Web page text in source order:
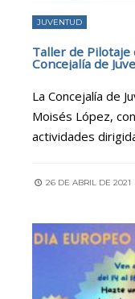
JUVENTUD
Taller de Pilotaje
Concejalía de
La Concejalía de
Moisés López,
actividades
26 DE ABRIL DE 2021